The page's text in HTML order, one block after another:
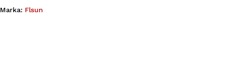
Marka: Flsun